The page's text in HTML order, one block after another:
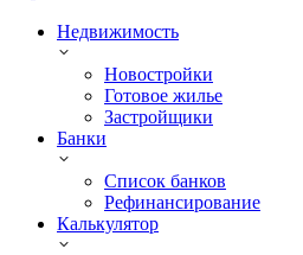
Недвижимость
Новостройки
Готовое жилье
Застройщики
Банки
Список банков
Рефинансирование
Калькулятор